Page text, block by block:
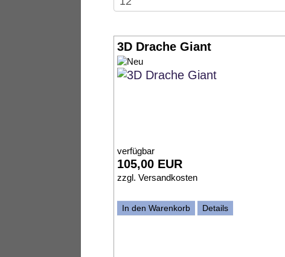
3D Drache Giant
verfügbar
105,00 EUR
zzgl.Versandkosten
In den Warenkorb Details